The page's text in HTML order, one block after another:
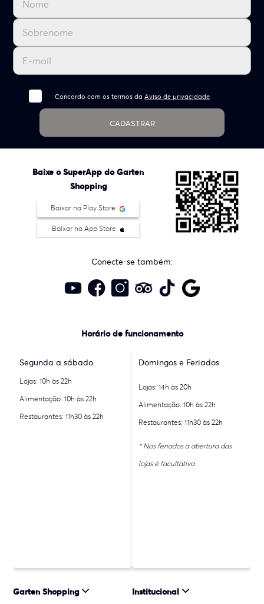
Concordo com os termos daAviso de privacidade
CADASTRAR
Baixe o SuperApp do Garten
Shopping
Baixar na Play Store
Baixar na App Store
Conecte-se também:
Horário de funcionamento
Segunda a sábado
Lojas: 10h às 22h
Alimentação: 10h às 22h
Restaurantes: 11h30 às 22h
Domingos e Feriados
Lojas: 14h às 20h
Alimentação: 10h às 22h
Restaurantes: 11h30 às 22h
* Nos feriados a abertura das
lojas é facultativa
Garten Shopping Institucional